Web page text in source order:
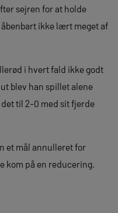
sejren for at holde
åbenbart ikke lært meget af
i hvert fald ikke godt
blev han spillet alene
til 2-0 med sit fjerde
et mål annulleret for
kom på en reducering.